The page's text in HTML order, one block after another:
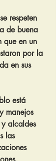
respeten
de buena
que en un
por la
en sus
está
manejos
y alcaldes
las